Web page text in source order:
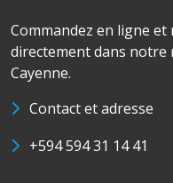
Commandez en ligne
directement dans notre
Cayenne.
Contact et adresse
+594 594 31 14 41